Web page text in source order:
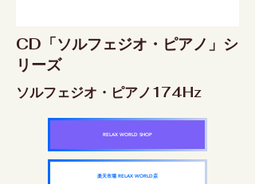
CD「ソルフェジオ・ピアノ」シ
リーズ
ソルフェジオ・ピアノ174Hz
RELAX WORLD SHOP
楽天市場 RELAX WORLD店